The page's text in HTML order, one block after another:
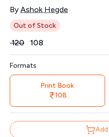
Contributors
By Ashok Hegde
Out of Stock
Price
₹120 108
Formats
Print Book
108